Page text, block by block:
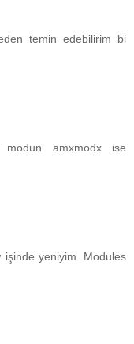
temin edebilirim bi
amxmodx ise
işinde yeniyim. Modules